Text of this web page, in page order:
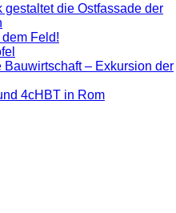
gestaltet die Ostfassade der
Feld!
– Exkursion der
4cHBT in Rom